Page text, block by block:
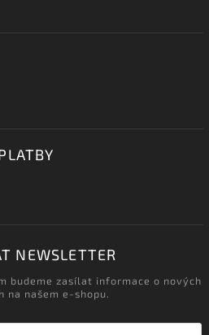
NEWSLETTER
budeme zasílat informace o nových
na našem e-shopu.